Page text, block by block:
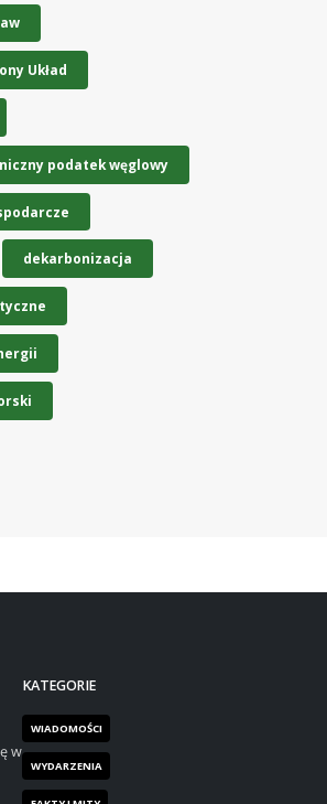
Układ
podatek węglowy
dekarbonizacja
w
KATEGORIE
WIADOMOŚCI
WYDARZENIA